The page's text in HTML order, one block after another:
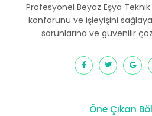
Profesyonel Beyaz Eşya
konforunu ve işleyişini
sorunlarına ve güvenilir
Öne Çıkan